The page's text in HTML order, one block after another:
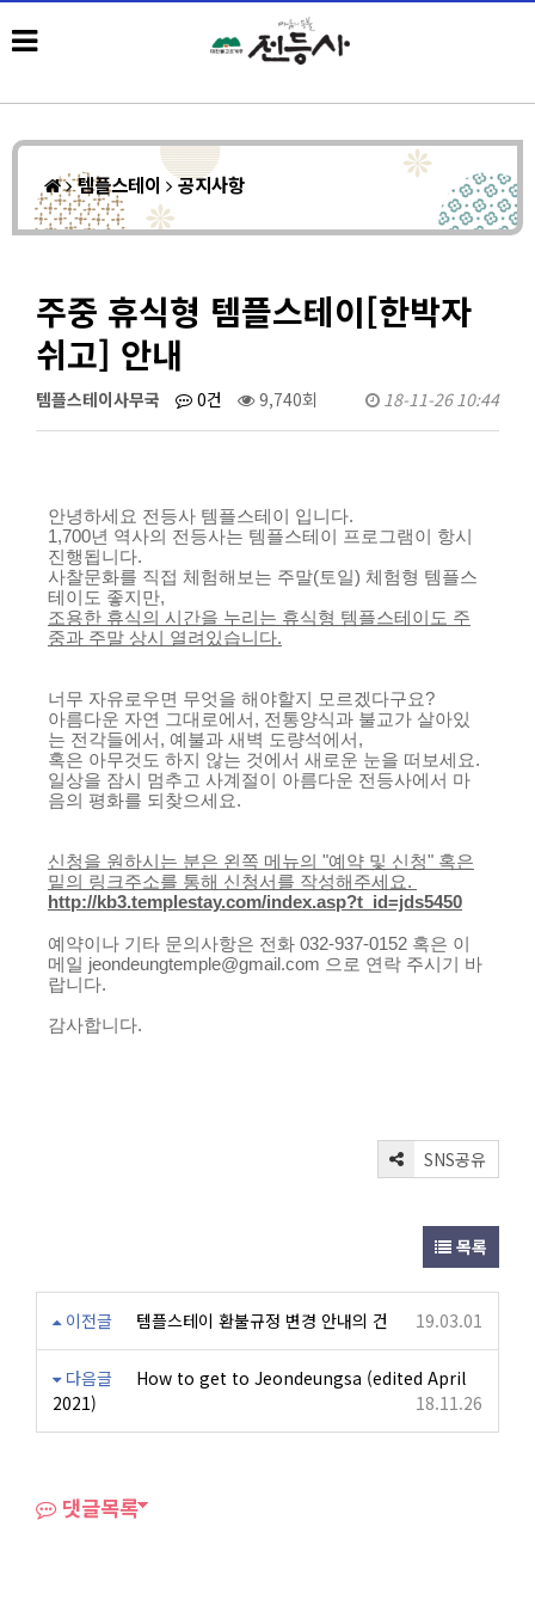
템플스테이 공지사항
주중 휴식형 템플스테이[한박자
쉬고] 안내
템플스테이사무국 0건 9,740회 18-11-26 10:44
안녕하세요 전등사 템플스테이 입니다.
1,700년 역사의 전등사는 템플스테이 프로그램이 항시
진행됩니다.
사찰문화를 직접 체험해보는 주말(토일) 체험형 템플스
테이도 좋지만,
조용한 휴식의 시간을 누리는 휴식형 템플스테이도 주
중과 주말 상시 열려있습니다.
너무 자유로우면 무엇을 해야할지 모르겠다구요?
아름다운 자연 그대로에서, 전통양식과 불교가 살아있
는 전각들에서, 예불과 새벽 도량석에서,
혹은 아무것도 하지 않는 것에서 새로운 눈을 떠보세요.
일상을 잠시 멈추고 사계절이 아름다운 전등사에서 마
음의 평화를 되찾으세요.
신청을 원하시는 분은 왼쪽 메뉴의 "예약 및 신청" 혹은
밑의 링크주소를 통해 신청서를 작성해주세요.
http://kb3.templestay.com/index.asp?t_id=jds5450
예약이나 기타 문의사항은 전화 032-937-0152 혹은 이
메일 jeondeungtemple@gmail.com 으로 연락 주시기 바
랍니다.
감사합니다.
SNS공유
목록
이전글 템플스테이 환불규정 변경 안내의 건 19.03.01
다음글
How to get to Jeondeungsa (edited April
2021)
18.11.26
댓글목록